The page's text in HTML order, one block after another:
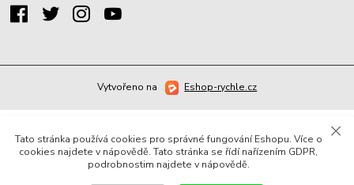
Vytvořeno na Eshop-rychle.cz
Tato stránka používá cookies pro správné fungování Eshopu. Více o
cookies najdete v nápovědě. Tato stránka se řídí nařízením GDPR,
podrobnostim najdete v nápovědě.